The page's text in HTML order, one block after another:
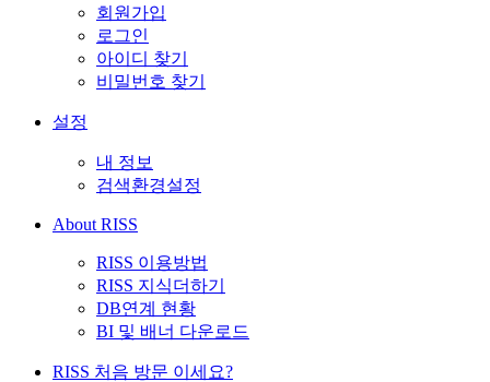
회원가입
로그인
아이디 찾기
비밀번호 찾기
설정
내 정보
검색환경설정
About RISS
RISS 이용방법
RISS 지식더하기
DB연계 현황
BI 및 배너 다운로드
RISS 처음 방문 이세요?